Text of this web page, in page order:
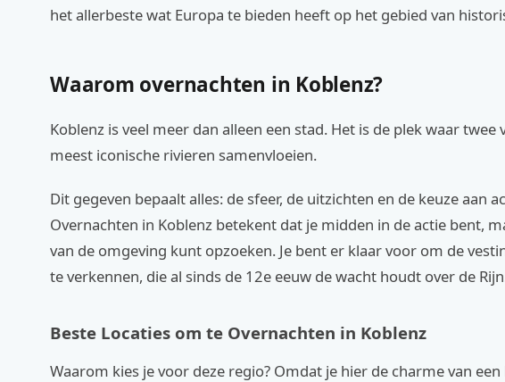
het allerbeste wat Europa te bieden heeft op het gebied van
Waarom overnachten in Koblenz?
Koblenz is veel meer dan alleen een stad. Het is de plek waar twee
meest iconische rivieren samenvloeien.
Dit gegeven bepaalt alles: de sfeer, de uitzichten en de keuze aan
Overnachten in Koblenz betekent dat je midden in de actie bent,
van de omgeving kunt opzoeken. Je bent er klaar voor om de
te verkennen, die al sinds de 12e eeuw de wacht houdt over de
Beste Locaties om te Overnachten in Koblenz
Waarom kies je voor deze regio? Omdat je hier de charme van